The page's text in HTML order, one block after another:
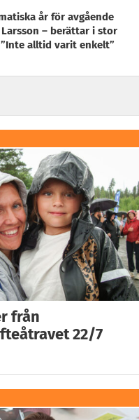
år för avgående
– berättar i stor
alltid varit enkelt”
från
22/7